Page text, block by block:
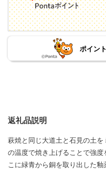
ポイン
返礼品説明
萩焼と同じ大道土と石見の土
の温度で焼き上げることで強
こに緑青から銅を取り出した